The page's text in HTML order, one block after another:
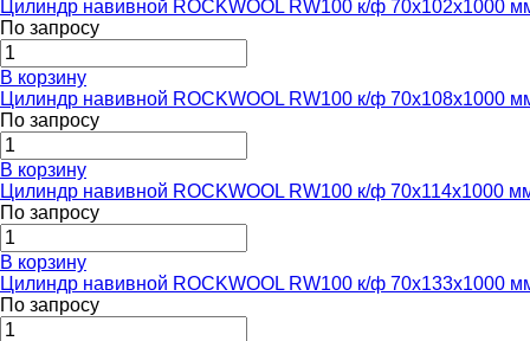
Цилиндр навивной ROCKWOOL RW100 к/ф 70x102x1000
По запросу
В корзину
Цилиндр навивной ROCKWOOL RW100 к/ф 70x108x1000
По запросу
В корзину
Цилиндр навивной ROCKWOOL RW100 к/ф 70x114x1000
По запросу
В корзину
Цилиндр навивной ROCKWOOL RW100 к/ф 70x133x1000
По запросу